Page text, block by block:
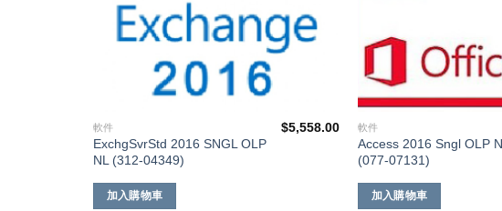
軟件
ExchgSvrStd 2016 SNGL OLP
NL (312-04349)
$5,558.00
加入購物車
軟件
Access 2016 Sngl OLP
(077-07131)
加入購物車